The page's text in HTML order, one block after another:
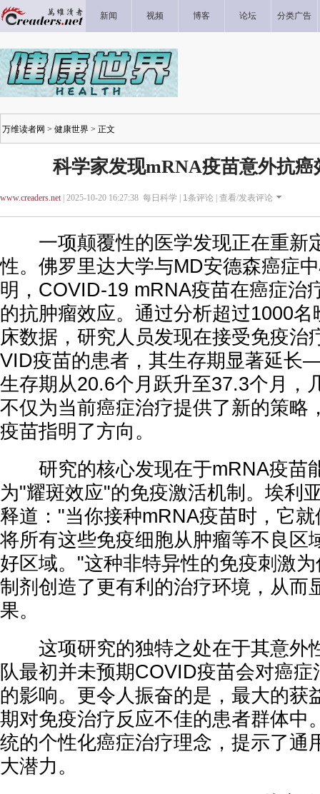
新闻 视频 博客 论坛 分类广告
万维读者网 > 健康世界 > 正文
科学家发现mRNA疫苗意外抗癌
www.creaders.net| 2025-10-20 16:27:38 每日科学 | 1条评论 | 查看/发表评论
一项颠覆性的医学发现正在重新
性。佛罗里达大学与MD安德森癌症
明，COVID-19 mRNA疫苗在癌症治
的抗肿瘤效应。通过分析超过1000
床数据，研究人员发现在接受免疫治
VID疫苗的患者，其生存期显著延
生存期从20.6个月跃升至37.3个月，
不仅为当前癌症治疗提供了新的策略
疫苗指明了方向。
研究的核心发现在于mRNA疫苗
为"耀斑效应"的免疫激活机制。埃利
释道："当你接种mRNA疫苗时，它
将所有这些免疫细胞从肿瘤等不良区
好区域。"这种非特异性的免疫刺激
制剂创造了更有利的治疗环境，从而
果。
这项研究的独特之处在于其意外
队最初并未预期COVID疫苗会对癌
的影响。更令人振奋的是，最大的获
期对免疫治疗反应不佳的患者群体中
统的个性化癌症治疗理念，提示了通
大潜力。